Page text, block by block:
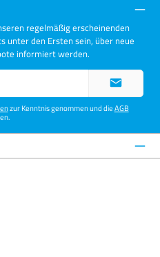
regelmäßig erscheinenden
unter den Ersten sein, über neue
informiert werden.
zur Kenntnis genommen und dieAGB